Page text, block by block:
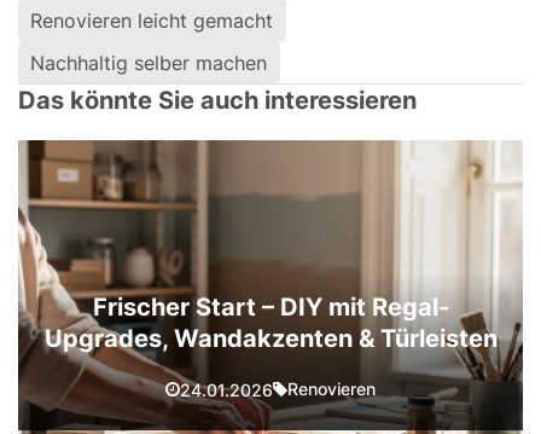
Renovieren leicht gemacht
Nachhaltig selber machen
Das könnte Sie auch interessieren
Frischer Start – DIY mit Regal-
Upgrades, Wandakzenten & Türleisten
24.01.2026 Renovieren